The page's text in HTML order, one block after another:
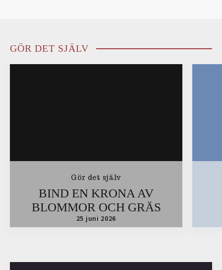
GÖR DET SJÄLV
Gör det själv
BIND EN KRONA AV
BLOMMOR OCH GRÄS
25 juni 2026